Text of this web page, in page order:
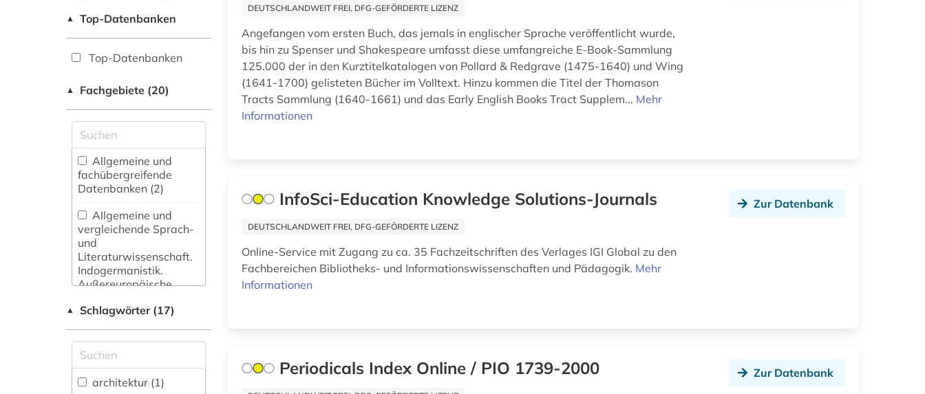
▲ Top-Datenbanken
Top-Datenbanken
▲ Fachgebiete (20)
Allgemeine und
fachübergreifende
Datenbanken (2)
Allgemeine und
vergleichende Sprach-
und
Literaturwissenschaft.
Indogermanistik.
Außereuropäische
Literaturen (2)
Anglistik.
Amerikanistik (2)
Archäologie (1)
▲ Schlagwörter (17)
architektur (1)
DEUTSCHLANDWEIT FREI, DFG-GEFÖRDERTE LIZENZ
Angefangen vom ersten Buch, das jemals in englischer Sprache veröffentlicht wurde,
bis hin zu Spenser und Shakespeare umfasst diese umfangreiche E-Book-Sammlung
125.000 der in den Kurztitelkatalogen von Pollard & Redgrave (1475-1640) und Wing
(1641-1700) gelisteten Bücher im Volltext. Hinzu kommen die Titel der Thomason
Tracts Sammlung (1640-1661) und das Early English Books Tract Supplem... Mehr
Informationen
InfoSci-Education Knowledge Solutions-Journals
DEUTSCHLANDWEIT FREI, DFG-GEFÖRDERTE LIZENZ
Online-Service mit Zugang zu ca. 35 Fachzeitschriften des Verlages IGI Global zu den
Fachbereichen Bibliotheks- und Informationswissenschaften und Pädagogik. Mehr
Informationen
Zur Datenbank
Periodicals Index Online / PIO 1739-2000 Zur Datenbank